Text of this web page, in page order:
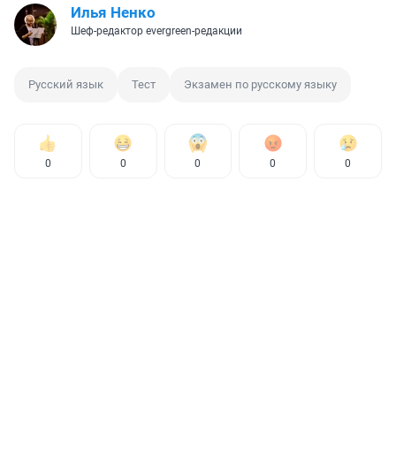
Илья Ненко
Шеф-редактор evergreen-редакции
Русский язык Тест Экзамен по русскому языку
0 0 0 0 0